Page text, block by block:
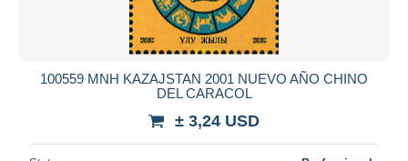
100559 MNH KAZAJSTAN 2001 NUEVO AÑO CHINO
DEL CARACOL
± 3,24 USD